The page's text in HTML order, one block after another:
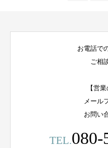
お電話で
ご相
【営
メール
お問い
TEL.080-